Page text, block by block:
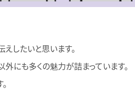
したいと思います。
外にも多くの魅力が詰まっています。